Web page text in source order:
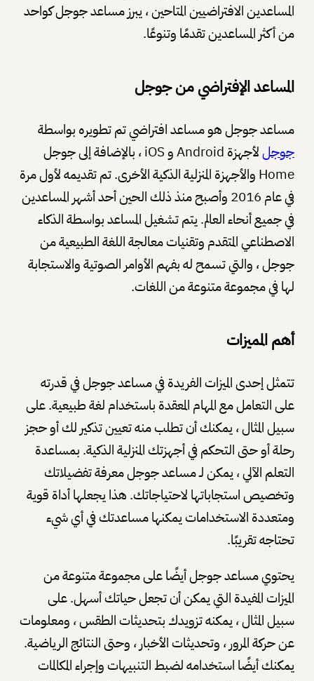
المساعدين الافتراضيين المتاحين ، يبرز مساعد جوجل كواحد
من أكثر المساعدين تقدمًا وتنوعًا.
المساعد الإفتراضي من جوجل
مساعد جوجل هو مساعد افتراضي تم تطويره بواسطة
جوجل
لأجهزة Android و iOS ، بالإضافة إلى جوجل
Home والأجهزة المنزلية الذكية الأخرى. تم تقديمه لأول مرة
في عام 2016 وأصبح منذ ذلك الحين أحد أشهر المساعدين
في جميع أنحاء العالم. يتم تشغيل المساعد بواسطة الذكاء
الاصطناعي المتقدم وتقنيات معالجة اللغة الطبيعية من
جوجل ، والتي تسمح له بفهم الأوامر الصوتية والاستجابة
لها في مجموعة متنوعة من اللغات.
أهم المميزات
تتمثل إحدى الميزات الفريدة في مساعد جوجل في قدرته
على التعامل مع المهام المعقدة باستخدام لغة طبيعية. على
سبيل المثال ، يمكنك أن تطلب منه تعيين تذكير لك أو حجز
رحلة أو حتى التحكم في أجهزتك المنزلية الذكية. بمساعدة
التعلم الآلي ، يمكن لـ مساعد جوجل معرفة تفضيلاتك
وتخصيص استجاباتها لاحتياجاتك. هذا يجعلها أداة قوية
ومتعددة الاستخدامات يمكنها مساعدتك في أي شيء
تحتاجه تقريبًا.
يحتوي مساعد جوجل أيضًا على مجموعة متنوعة من
الميزات المفيدة التي يمكن أن تجعل حياتك أسهل. على
سبيل المثال ، يمكنه تزويدك بتحديثات الطقس ، ومعلومات
عن حركة المرور ، وتحديثات الأخبار ، وحتى النتائج الرياضية.
يمكنك أيضًا استخدامه لضبط التنبيهات وإجراء المكالمات